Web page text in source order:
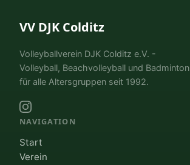
VV DJK Colditz
Volleyballverein DJK Colditz e.V. -
Volleyball, Beachvolleyball und Badminton
für alle Altersgruppen seit 1992.
NAVIGATION
Start
Verein